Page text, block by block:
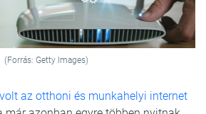
(Forrás: Getty Images)
az otthoni és munkahelyi internet